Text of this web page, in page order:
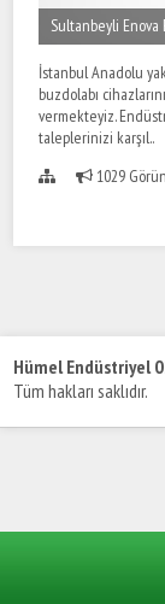
Sultanbeyli Enova
İstanbul Anadolu
buzdolabı
vermekteyiz.
taleplerinizi karşıl..
1029
Hümel Endüstriyel
Tüm hakları saklıdır.